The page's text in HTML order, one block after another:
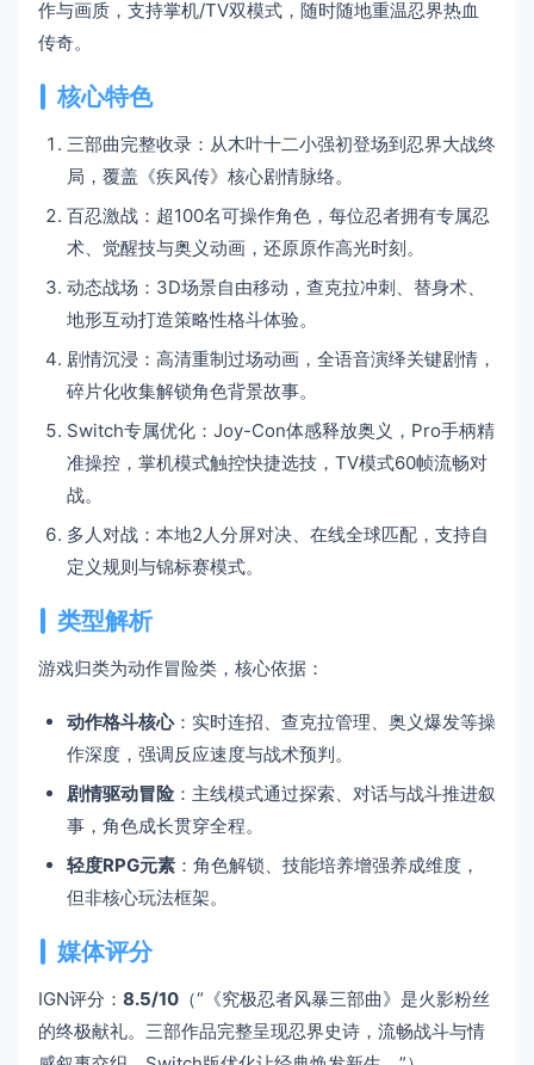
作与画质，支持掌机/TV双模式，随时随地重温忍界热血
传奇。
核心特色
三部曲完整收录：从木叶十二小强初登场到忍界大战终
局，覆盖《疾风传》核心剧情脉络。
百忍激战：超100名可操作角色，每位忍者拥有专属忍
术、觉醒技与奥义动画，还原原作高光时刻。
动态战场：3D场景自由移动，查克拉冲刺、替身术、
地形互动打造策略性格斗体验。
剧情沉浸：高清重制过场动画，全语音演绎关键剧情，
碎片化收集解锁角色背景故事。
Switch专属优化：Joy-Con体感释放奥义，Pro手柄精
准操控，掌机模式触控快捷选技，TV模式60帧流畅对
战。
多人对战：本地2人分屏对决、在线全球匹配，支持自
定义规则与锦标赛模式。
类型解析
游戏归类为动作冒险类，核心依据：
动作格斗核心：实时连招、查克拉管理、奥义爆发等操
作深度，强调反应速度与战术预判。
剧情驱动冒险：主线模式通过探索、对话与战斗推进叙
事，角色成长贯穿全程。
轻度RPG元素 ：角色解锁、技能培养增强养成维度，
但非核心玩法框架。
媒体评分
IGN评分： 8.5/10 （“《究极忍者风暴三部曲》是火影粉丝
的终极献礼。三部作品完整呈现忍界史诗，流畅战斗与情